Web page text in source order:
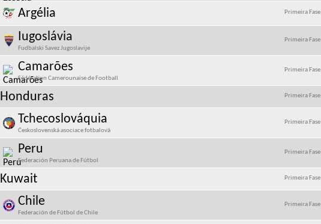
Argélia Primeira Fase
Iugoslávia
Fudbalski Savez Jugoslavije
Primeira Fase
Camarões
Fédération Camerounaise de Football
Primeira Fase
Honduras Primeira Fase
Tchecoslováquia
Československá asociace fotbalová
Primeira Fase
Peru
Federación Peruana de Fútbol
Primeira Fase
Kuwait Primeira Fase
Chile
Federación de Fútbol de Chile
Primeira Fase